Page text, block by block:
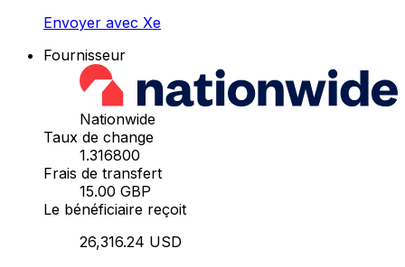
Envoyer avec Xe
Fournisseur
Nationwide
Taux de change
1.316800
Frais de transfert
15.00 GBP
Le bénéficiaire reçoit
26,316.24 USD